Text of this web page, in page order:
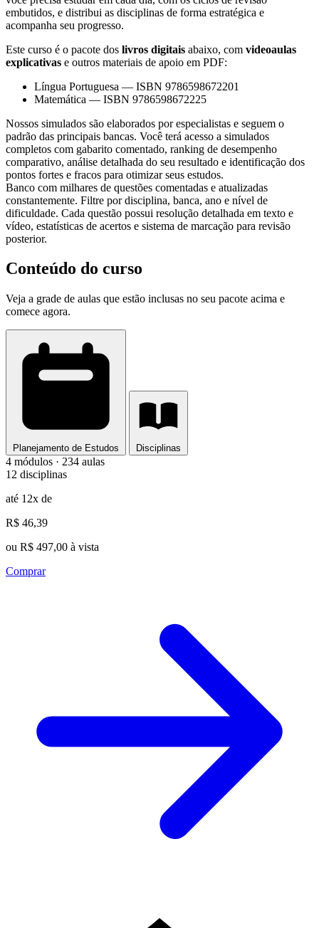
embutidos, e distribui as disciplinas de forma estratégica e
acompanha seu progresso.
Este curso é o pacote dos livros digitais abaixo, com videoaulas
explicativas e outros materiais de apoio em PDF:
Língua Portuguesa — ISBN 9786598672201
Matemática — ISBN 9786598672225
Nossos simulados são elaborados por especialistas e seguem o
padrão das principais bancas. Você terá acesso a simulados
completos com gabarito comentado, ranking de desempenho
comparativo, análise detalhada do seu resultado e identificação dos
pontos fortes e fracos para otimizar seus estudos.
Banco com milhares de questões comentadas e atualizadas
constantemente. Filtre por disciplina, banca, ano e nível de
dificuldade. Cada questão possui resolução detalhada em texto e
vídeo, estatísticas de acertos e sistema de marcação para revisão
posterior.
Conteúdo do curso
Veja a grade de aulas que estão inclusas no seu pacote acima e
comece agora.
Planejamento de Estudos Disciplinas
4 módulos · 234 aulas
12 disciplinas
até 12x de
R$ 46,39
ou R$ 497,00 à vista
Comprar